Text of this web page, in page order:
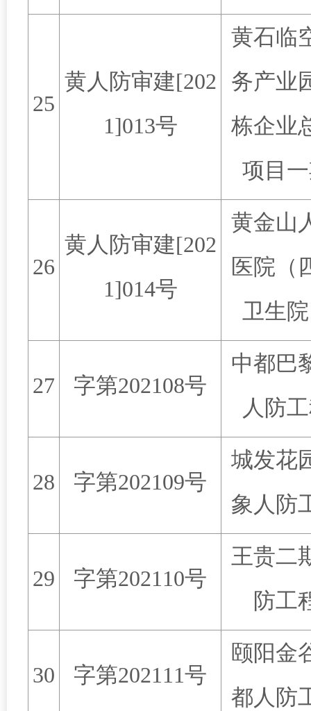
25
黄人防审建[202
1]013号
黄石临
务产业
栋企业
项目
26
黄人防审建[202
1]014号
黄金山
医院（
卫生
27 字第202108号
中都巴
人防
28 字第202109号
城发花
象人防
29 字第202110号
王贵二
防工
30 字第202111号
颐阳金
都人防